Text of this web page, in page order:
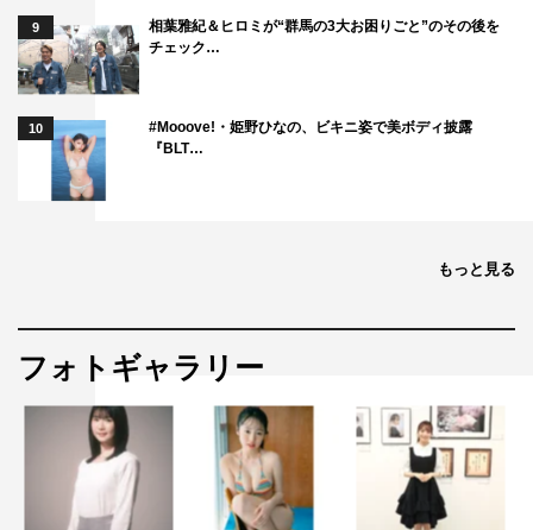
本信子）、佐知の友人で毒舌な谷山雪乃（永作博美）と雪
乃の後輩でダメ男に甘い上野多恵美（吉岡里帆）の4人が
暮らす。同じ敷地内に長年住み続ける謎の老人・山田一郎
（田中泯）も交わり、笑いと珍事に事欠かない牧田家の
日々。そこに多恵美の元カレでストーカー化している本条
9
相葉雅紀＆ヒロミが“群馬の3大お困りごと”のその後を
チェック…
10
#Mooove!・姫野ひなの、ビキニ姿で美ボディ披露
『BLT…
もっと見る
フォトギャラリー